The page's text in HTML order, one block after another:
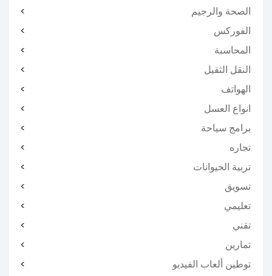
الصحة والرجيم
الفوركس
المحاسبة
النقل الثقيل
الهواتف
انواع العسل
برامج سياحة
تجاره
تربية الحيوانات
تسويق
تعليمي
تقني
تمارين
توطين ألعاب الفيديو